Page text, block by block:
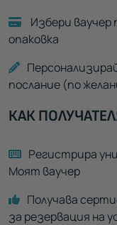
Избери ваучер
опаковка
послание (по
КАК
Регистрира
Моят ваучер
Получава
за резервация на